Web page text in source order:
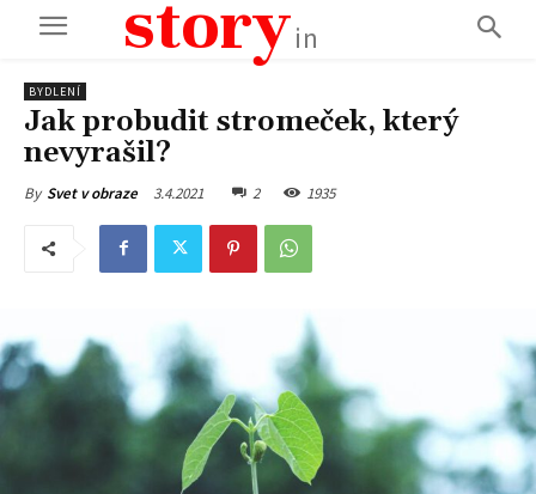
storyin
BYDLENÍ
Jak probudit stromeček, který
nevyrašil?
By Svet v obraze 3.4.2021 2 1935